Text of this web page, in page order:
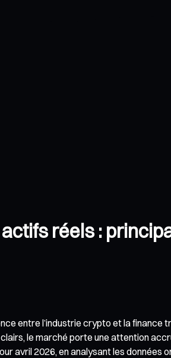
réels :
entre l’industrie crypto et la finance
le marché porte une attention
avril 2026, en analysant les données